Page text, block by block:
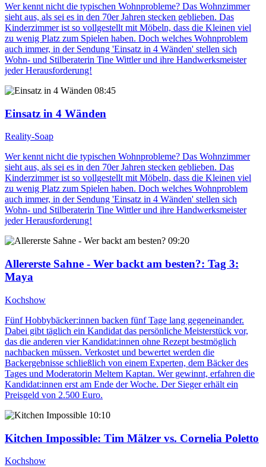
Wer kennt nicht die typischen Wohnprobleme? Das Wohnzimmer
sieht aus, als sei es in den 70er Jahren stecken geblieben. Das
Kinderzimmer ist so vollgestellt mit Möbeln, dass die Kleinen viel
zu wenig Platz zum Spielen haben. Doch welches Wohnproblem
auch immer, in der Sendung 'Einsatz in 4 Wänden' stellen sich
Wohn- und Stilberaterin Tine Wittler und ihre Handwerksmeister
jeder Herausforderung!
08:45
Einsatz in 4 Wänden
Reality-Soap
Wer kennt nicht die typischen Wohnprobleme? Das Wohnzimmer
sieht aus, als sei es in den 70er Jahren stecken geblieben. Das
Kinderzimmer ist so vollgestellt mit Möbeln, dass die Kleinen viel
zu wenig Platz zum Spielen haben. Doch welches Wohnproblem
auch immer, in der Sendung 'Einsatz in 4 Wänden' stellen sich
Wohn- und Stilberaterin Tine Wittler und ihre Handwerksmeister
jeder Herausforderung!
09:20
Allererste Sahne - Wer backt am besten?: Tag 3:
Maya
Kochshow
Fünf Hobbybäcker:innen backen fünf Tage lang gegeneinander.
Dabei gibt täglich ein Kandidat das persönliche Meisterstück vor,
das die anderen vier Kandidat:innen ohne Rezept bestmöglich
nachbacken müssen. Verkostet und bewertet werden die
Backergebnisse schließlich von einem Experten, dem Bäcker des
Tages und Moderatorin Meltem Kaptan. Wer gewinnt, erfahren die
Kandidat:innen erst am Ende der Woche. Der Sieger erhält ein
Preisgeld von 2.500 Euro.
10:10
Kitchen Impossible: Tim Mälzer vs. Cornelia Poletto
Kochshow